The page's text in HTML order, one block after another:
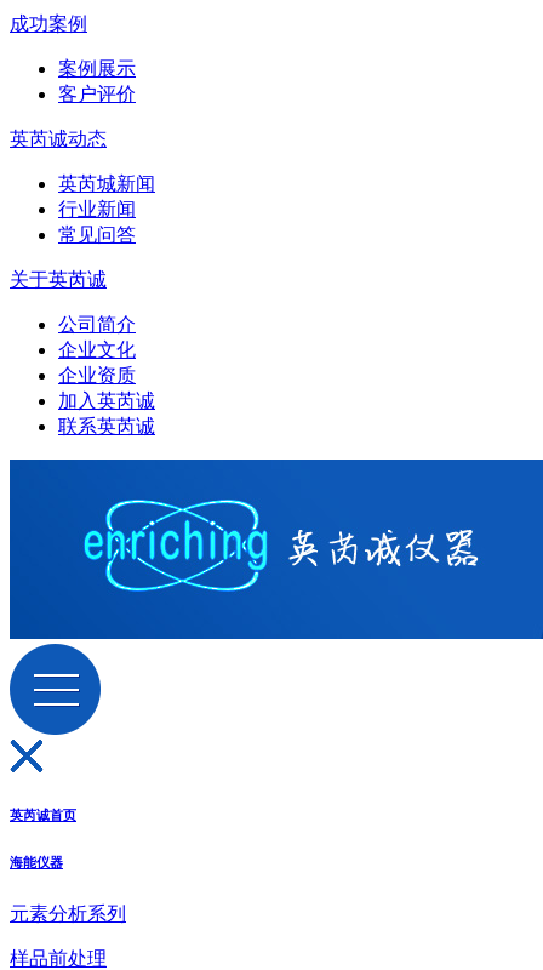
成功案例
案例展示
客户评价
英芮诚动态
英芮城新闻
行业新闻
常见问答
关于英芮诚
公司简介
企业文化
企业资质
加入英芮诚
联系英芮诚
英芮诚首页
海能仪器
元素分析系列
样品前处理